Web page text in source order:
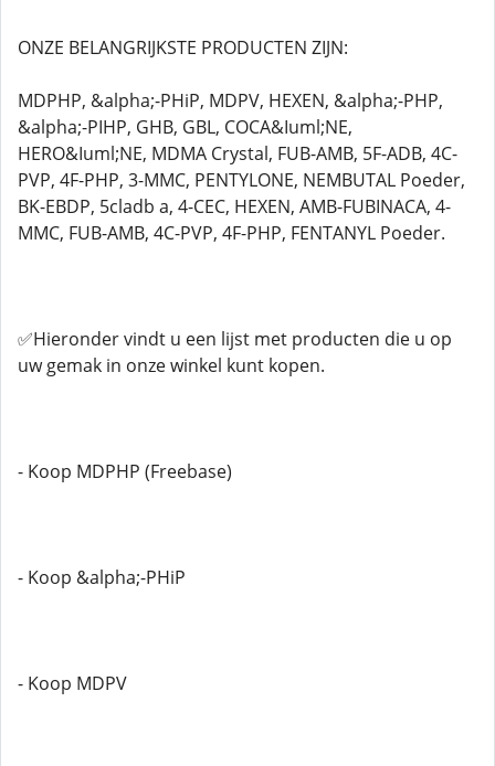
ONZE BELANGRIJKSTE PRODUCTEN ZIJN:
MDPHP, &alpha;-PHiP, MDPV, HEXEN, &alpha;-PHP,
&alpha;-PIHP, GHB, GBL, COCA&Iuml;NE,
HERO&Iuml;NE, MDMA Crystal, FUB-AMB, 5F-ADB, 4C-
PVP, 4F-PHP, 3-MMC, PENTYLONE, NEMBUTAL Poeder,
BK-EBDP, 5cladb a, 4-CEC, HEXEN, AMB-FUBINACA, 4-
MMC, FUB-AMB, 4C-PVP, 4F-PHP, FENTANYL Poeder.
✅Hieronder vindt u een lijst met producten die u op
uw gemak in onze winkel kunt kopen.
- Koop MDPHP (Freebase)
- Koop &alpha;-PHiP
- Koop MDPV